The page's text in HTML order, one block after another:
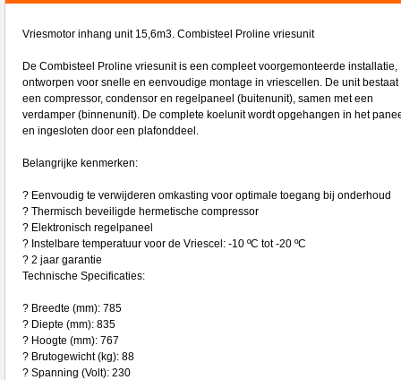
Vriesmotor inhang unit 15,6m3. Combisteel Proline vriesunit
De Combisteel Proline vriesunit is een compleet voorgemonteerde installatie,
ontworpen voor snelle en eenvoudige montage in vriescellen. De unit bestaat
een compressor, condensor en regelpaneel (buitenunit), samen met een
verdamper (binnenunit). De complete koelunit wordt opgehangen in het
en ingesloten door een plafonddeel.
Belangrijke kenmerken:
? Eenvoudig te verwijderen omkasting voor optimale toegang bij onderhoud
? Thermisch beveiligde hermetische compressor
? Elektronisch regelpaneel
? Instelbare temperatuur voor de Vriescel: -10 ºC tot -20 ºC
? 2 jaar garantie
Technische Specificaties:
? Breedte (mm): 785
? Diepte (mm): 835
? Hoogte (mm): 767
? Brutogewicht (kg): 88
? Spanning (Volt): 230